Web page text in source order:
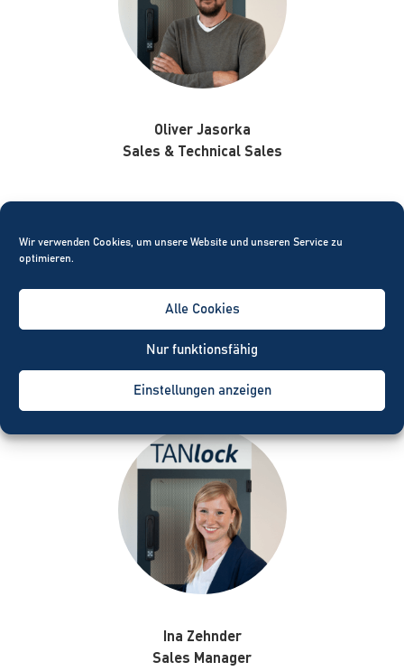
Wir verwenden Cookies, um unsere Website und unseren Service zu
optimieren.
Alle Cookies
Nur funktionsfähig
Einstellungen anzeigen
Oliver Jasorka
Sales & Technical Sales
+49 91757909-154
Ina Zehnder
Sales Manager